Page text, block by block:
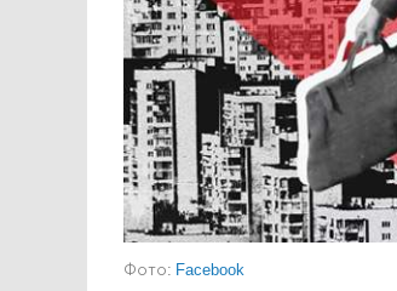
Фото: Facebook